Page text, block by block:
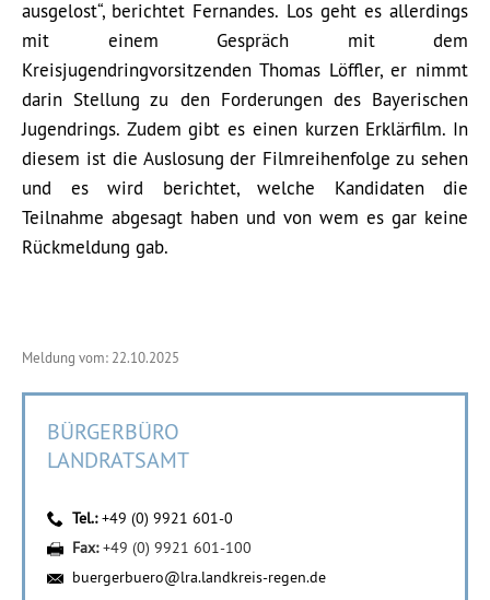
ausgelost“, berichtet Fernandes. Los geht es allerdings
mit einem Gespräch mit dem
Kreisjugendringvorsitzenden Thomas Löffler, er nimmt
darin Stellung zu den Forderungen des Bayerischen
Jugendrings. Zudem gibt es einen kurzen Erklärfilm. In
diesem ist die Auslosung der Filmreihenfolge zu sehen
und es wird berichtet, welche Kandidaten die
Teilnahme abgesagt haben und von wem es gar keine
Rückmeldung gab.
Meldung vom: 22.10.2025
BÜRGERBÜRO
LANDRATSAMT
Tel.:+49 (0) 9921 601-0
Fax:+49 (0) 9921 601-100
buergerbuero@lra.landkreis-regen.de